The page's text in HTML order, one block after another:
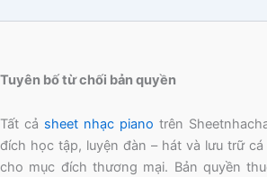
Tuyên bố từ chối bản quyền
Tất cả sheet nhạc piano trên
đích học tập, luyện đàn – hát và lưu trữ
cho mục đích thương mại. Bản quyền